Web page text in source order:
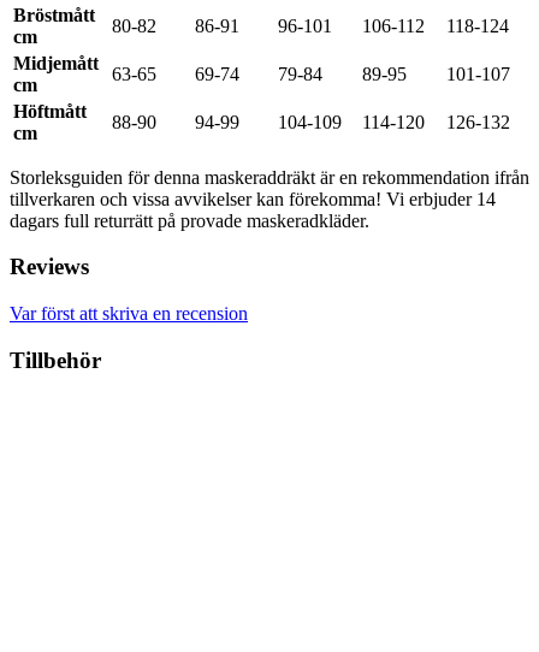
Bröstmått
cm
80-82 86-91 96-101 106-112
118-124
Midjemått
cm
63-65 69-74 79-84 89-95
101-107
Höftmått
cm
88-90 94-99 104-109 114-120 126-132
Storleksguiden för denna maskeraddräkt är en rekommendation ifrån
tillverkaren och vissa avvikelser kan förekomma! Vi erbjuder 14
dagars full returrätt på provade maskeradkläder.
Reviews
Var först att skriva en recension
Tillbehör